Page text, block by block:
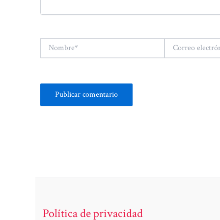
Nombre*
Correo
electrónico*
Política de privacidad